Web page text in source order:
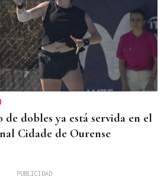
dobles ya está servida en el
Cidade de Ourense